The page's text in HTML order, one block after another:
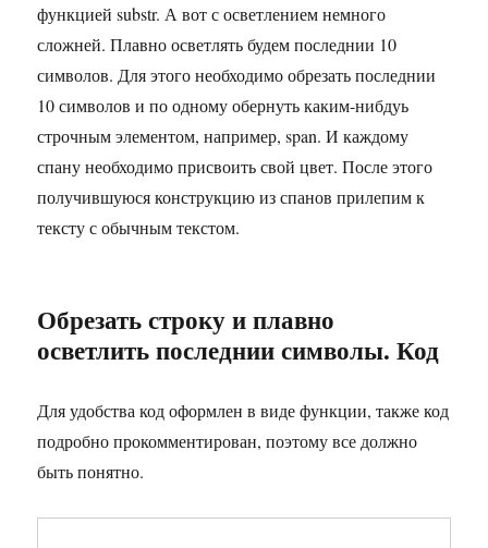
функцией substr. А вот с осветлением немного
сложней. Плавно осветлять будем последнии 10
символов. Для этого необходимо обрезать последнии
10 символов и по одному обернуть каким-нибдуь
строчным элементом, например, span. И каждому
спану необходимо присвоить свой цвет. После этого
получившуюся конструкцию из спанов прилепим к
тексту с обычным текстом.
Обрезать строку и плавно
осветлить последнии символы. Код
Для удобства код оформлен в виде функции, также код
подробно прокомментирован, поэтому все должно
быть понятно.